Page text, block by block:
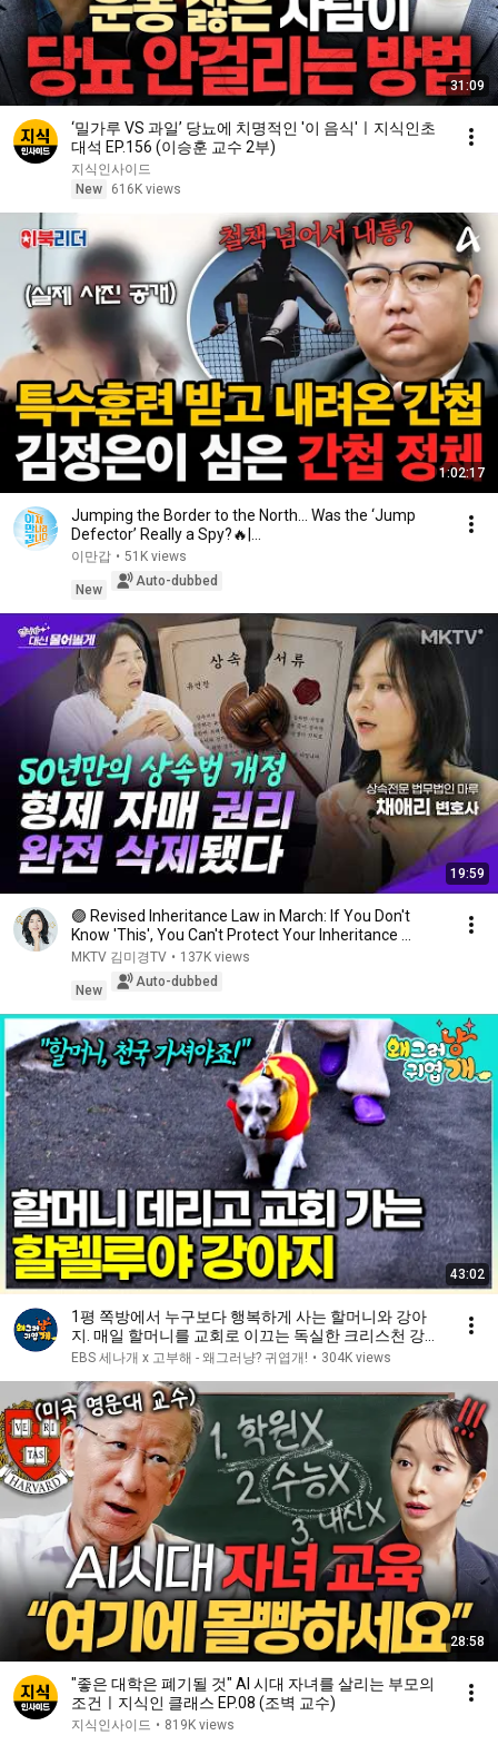
31:09
‘밀가루 VS 과일’ 당뇨에 치명적인 '이 음식'ㅣ지식인초
대석 EP.156 (이승훈 교수 2부)
지식인사이드
New
616K views
1:02:17
Jumping the Border to the North… Was the ‘Jump
Defector’ Really a Spy?🔥|
#NowOnMyWayToMeetYou Ep....
이만갑 • 51K views
New
Auto-dubbed
19:59
🟣 Revised Inheritance Law in March: If You Don't
Know 'This', You Can't Protect Your Inheritance ...
MKTV 김미경TV • 137K views
New
Auto-dubbed
43:02
1평 쪽방에서 누구보다 행복하게 사는 할머니와 강아
지. 매일 할머니를 교회로 이끄는 독실한 크리스천 강아
지│#왜그러냥귀엽개
EBS 세나개 x 고부해 - 왜그러냥? 귀엽개! • 304K views
28:58
"좋은 대학은 폐기될 것" AI 시대 자녀를 살리는 부모의
조건ㅣ지식인 클래스 EP.08 (조벽 교수)
지식인사이드 • 819K views